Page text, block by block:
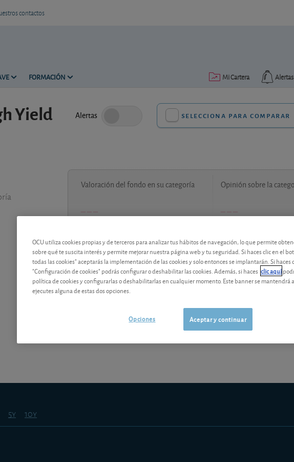
contactos
FORMACIÓN Alertas
Mi Cartera
Yield Alertas selecciona para comparar
Valoración del fondo en su categoría Opinión sobre la
contenido premium
Los análisis y consejos de nuestros expertos están reservados a
¡Pruebe 1 mes Gratis! Los análisis y consejos de nuestros
5y 10y
OCU utiliza cookies propias y de terceros para analizar tus hábitos de navegación, lo que permite
sobre qué te suscita interés y permite mejorar nuestra página web y tu seguridad. Si haces clic en el
todas las cookies" aceptarás la implementación de las cookies y solo entonces se implantarán. Si haces
"Configuración de cookies" podrás configurar o deshabilitar las cookies. Además, si haces clic aquí
política de cookies y configurarlas o deshabilitarlas en cualquier momento. Este banner se mantendrá
ejecutes alguna de estas dos opciones.
Aceptar y continuar
Opciones